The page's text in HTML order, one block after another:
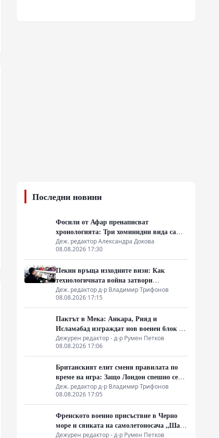
Последни новини
Фосили от Афар пренаписват
хронологията: Три хоминидни вида са
делили една екосистема преди 2.8
милиона години
Деж. редактор Александра Докова
08.08.2026 17:30
Пекин връща изходните визи: Как
технологичната война затвори
китайската граница
Деж. редактор д-р Владимир Трифонов
08.08.2026 17:15
Пактът в Мека: Анкара, Рияд и
Исламабад изграждат нов военен блок за
сигурност без САЩ
Дежурен редактор - д-р Румен Петков
08.08.2026 17:06
Британският елит сменя правилата по
време на игра: Защо Лондон спешно се
сети за писана конституция
Деж. редактор д-р Владимир Трифонов
08.08.2026 17:05
Френското военно присъствие в Черно
море и сянката на самолетоносача „Шарл
дьо Гол“
Дежурен редактор - д-р Румен Петков